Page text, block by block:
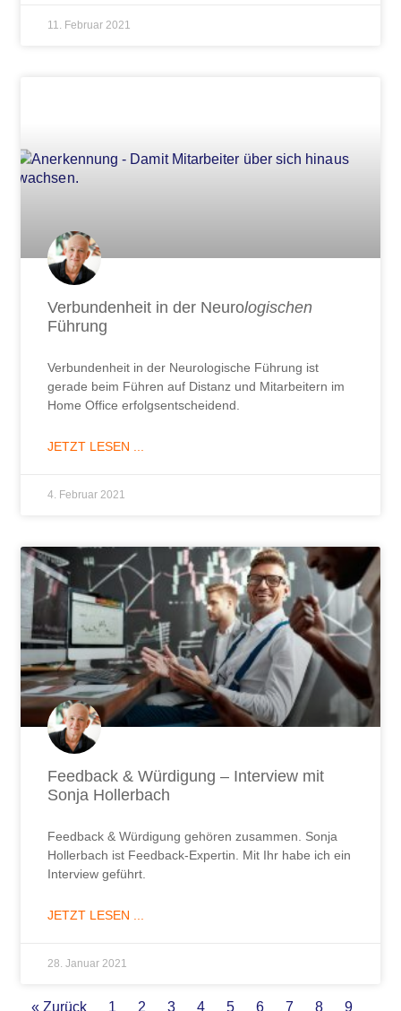
11. Februar 2021
Verbundenheit in der Neurologischen
Führung
Verbundenheit in der Neurologische Führung ist
gerade beim Führen auf Distanz und Mitarbeitern im
Home Office erfolgsentscheidend.
JETZT LESEN ...
4. Februar 2021
Feedback & Würdigung – Interview mit
Sonja Hollerbach
Feedback & Würdigung gehören zusammen. Sonja
Hollerbach ist Feedback-Expertin. Mit Ihr habe ich ein
Interview geführt.
JETZT LESEN ...
28. Januar 2021
« Zurück 1 2 3 4 5 6 7 8 9